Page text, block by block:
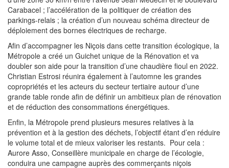
Carabacel ; l’accélération de la politiquer de création des
parkings-relais ; la création d’un nouveau schéma directeur de
déploiement des bornes électriques de recharge.
Afin d’accompagner les Niçois dans cette transition écologique, la
Métropole a créé un Guichet unique de la Rénovation et va
doubler son aide pour la transition d’une chaudière fioul en 2022.
Christian Estrosi réunira également à l’automne les grandes
copropriétés et les acteurs du secteur tertiaire autour d’une
grande table ronde afin de définir un ambitieux plan de rénovation
et de réduction des consommations énergétiques.
Enfin, la Métropole prend plusieurs mesures relatives à la
prévention et à la gestion des déchets, l’objectif étant d’en réduire
le volume total et de mieux valoriser les restants. Pour cela :
Aurore Asso, Conseillère municipale en charge de l’écologie,
conduira une campagne auprès des commerçants niçois